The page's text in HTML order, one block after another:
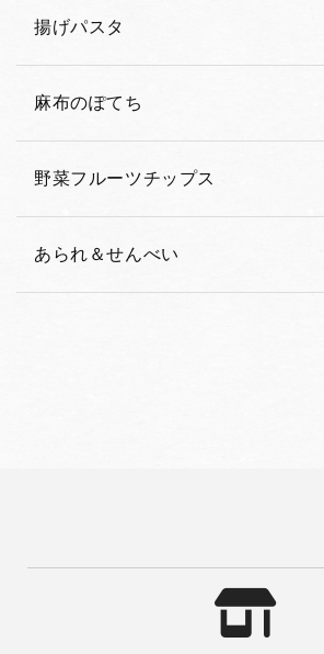
揚げパスタ
麻布のぽてち
野菜フルーツチップス
あられ＆せんべい